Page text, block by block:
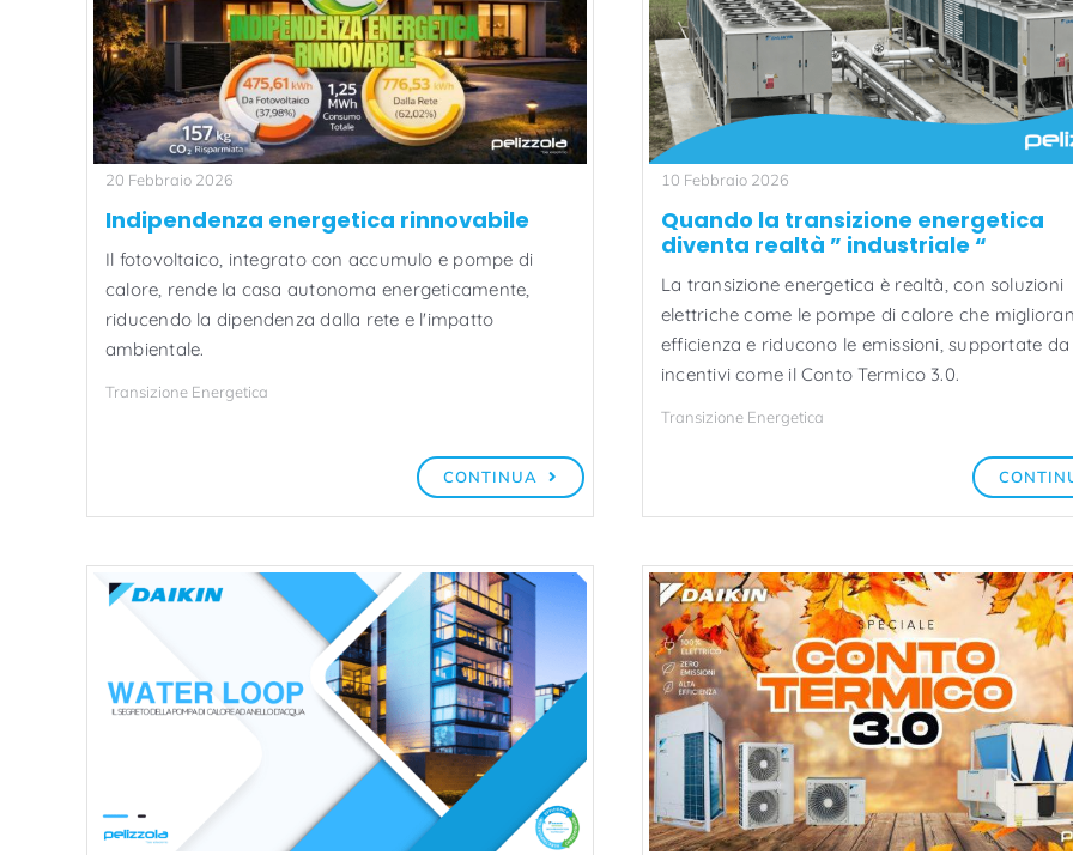
20 Febbraio 2026
Indipendenza energetica rinnovabile
Il fotovoltaico, integrato con accumulo e pompe di
calore, rende la casa autonoma energeticamente,
riducendo la dipendenza dalla rete e l'impatto
ambientale.
Transizione Energetica
CONTINUA
10 Febbraio 2026
Quando la transizione energetica
diventa realtà ” industriale “
La transizione energetica è realtà, con soluzioni
elettriche come le pompe di calore che
efficienza e riducono le emissioni, supportate da
incentivi come il Conto Termico 3.0.
Transizione Energetica